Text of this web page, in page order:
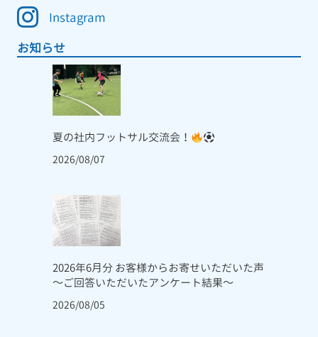
Instagram
お知らせ
夏の社内フットサル交流会！
2026/08/07
2026年6月分 お客様からお寄せいただいた声
～ご回答いただいたアンケート結果～
2026/08/05